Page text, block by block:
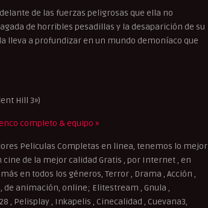
de las fuerzas peligrosas que ella no
de horribles pesadillas y la desaparición de su
lleva a profundizar en un mundo demoníaco que
Hill 3»)
completo & equipo »
Peliculas Completas en linea, tenemos lo mejor
de la mejor calidad Gratis , por Internet , en
en todos los géneros, Terror , Drama , Acción ,
de animación, online; Elitestream , Gnula ,
, Pelisplay , Inkapelis , Cinecalidad , Cuevana3,